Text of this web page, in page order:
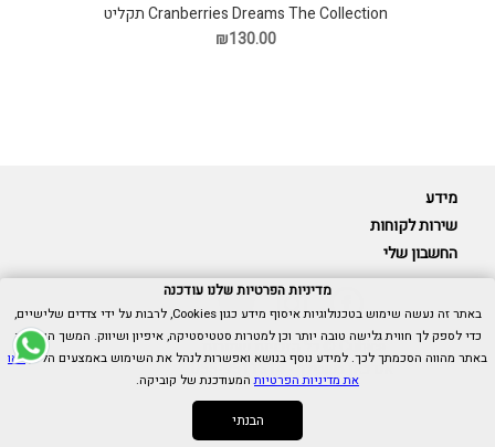
Cranberries Dreams The Collection תקליט
₪130.00
מידע
שירות לקוחות
החשבון שלי
Cubica © כל הזכויות שמורות.
אנו כאן בשבילך -055-9511314
מדיניות הפרטיות שלנו עודכנה
באתר זה נעשה שימוש בטכנולוגיות איסוף מידע כגון Cookies, לרבות על ידי צדדים שלישיים,
כדי לספק לך חווית גלישה טובה יותר וכן למטרות סטטיסטיקה, איפיון ושיווק. המשך הגלישה
באתר מהווה הסכמתך לכך. למידע נוסף בנושא ואפשרות לנהל את השימוש באמצעים הללו,ראו
את מדיניות הפרטיותהמעודכנת של קוביקה.
הבנתי